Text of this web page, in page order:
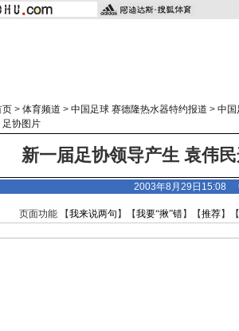
页 > 体育频道 > 中国足球 赛德隆热水器特约报道 > 中国
足协图片
新一届足协领导产生 袁伟
2003年8月29日15:08
页面功能 【我来说两句 】【我要“揪”错】【推荐】